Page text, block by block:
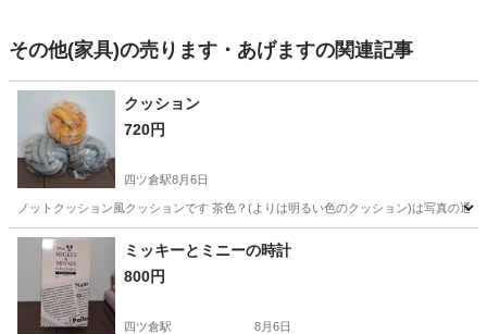
その他(家具)の売ります・あげますの関連記事
クッション
720円
四ツ倉駅8月6日
ノットクッション風クッションです 茶色？(よりは明るい色のクッション)は写真の通
福島 いわき市 四ツ倉駅 インテリア雑貨/小物
ミッキーとミニーの時計
800円
四ツ倉駅 8月6日